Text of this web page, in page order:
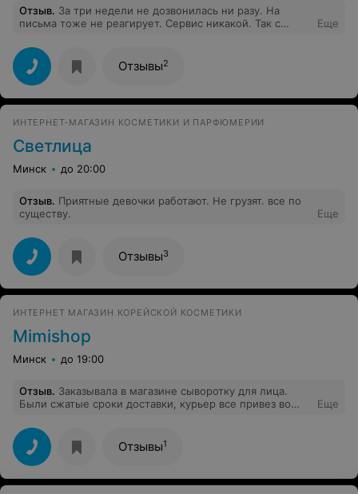
Отзыв. За три недели не дозвонилась ни разу. На
письма тоже не реагирует. Сервис никакой. Так с
Еще
Отзывы2
ИНТЕРНЕТ-МАГАЗИН КОСМЕТИКИ И ПАРФЮМЕРИИ
Светлица
Минск до 20:00
Отзыв. Приятные девочки работают. Не грузят. все по
существу.
Еще
Отзывы3
ИНТЕРНЕТ МАГАЗИН КОРЕЙСКОЙ КОСМЕТИКИ
Mimishop
Минск до 19:00
Отзыв. Заказывала в магазине сыворотку для лица.
Были сжатые сроки доставки, курьер все привез во
покупки порадовали приятные подарки от магазина
(несколько пробников и маска для лица). Также в заказ
вложили купон на скидку 10%. Обязательно буду
делать заказы в этом магазине еще и рекомендовать
знакомым!
Еще
Отзывы1